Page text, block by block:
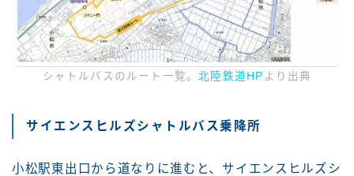
シャトルバスのルート一覧。北陸鉄道HP より出典
サイエンスヒルズシャトルバス乗降所
小松駅東出口から道なりに進むと、サイエンスヒルズシ